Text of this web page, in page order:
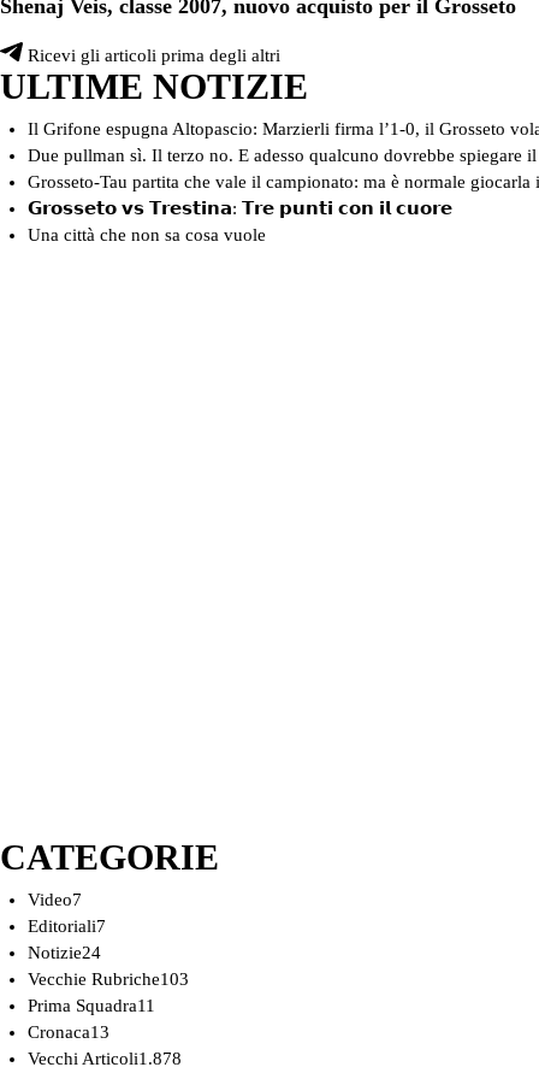
Shenaj Veis, classe 2007, nuovo acquisto per il Grosseto
Ricevi gli articoli prima degli altri
ULTIME NOTIZIE
Il Grifone espugna Altopascio: Marzierli firma l’1-0, il Grosseto
Due pullman sì. Il terzo no. E adesso qualcuno dovrebbe spiegare
Grosseto-Tau partita che vale il campionato: ma è normale
𝗚𝗿𝗼𝘀𝘀𝗲𝘁𝗼 𝘃𝘀 𝗧𝗿𝗲𝘀𝘁𝗶𝗻𝗮: 𝗧𝗿𝗲 𝗽𝘂𝗻𝘁𝗶 𝗰𝗼𝗻 𝗶𝗹 𝗰𝘂𝗼𝗿𝗲
Una città che non sa cosa vuole
CATEGORIE
Video7
Editoriali7
Notizie24
Vecchie Rubriche103
Prima Squadra11
Cronaca13
Vecchi Articoli1.878